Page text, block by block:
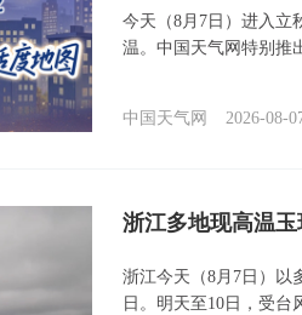
今天（8月7日）进入立
温。中国天气网特别推
中国天气网 2026-08-
浙江多地现高温
浙江今天（8月7日）以
日。明天至10日，受台